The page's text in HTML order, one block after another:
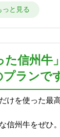
た信州
ランで
けを使った最
州牛をぜひ。